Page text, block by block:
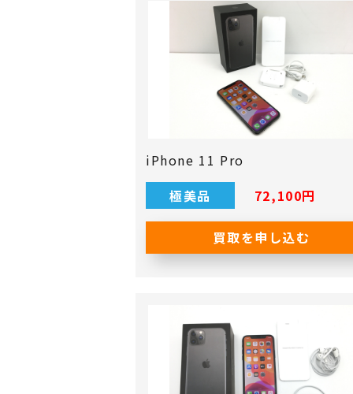
iPhone 11 Pro
極美品
72,100円
買取を申し込む